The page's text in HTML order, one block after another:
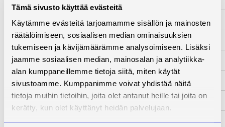
Tämä sivusto käyttää evästeitä
Käytämme evästeitä tarjoamamme sisällön ja mainosten
räätälöimiseen, sosiaalisen median ominaisuuksien
tukemiseen ja kävijämäärämme analysoimiseen. Lisäksi
jaamme sosiaalisen median, mainosalan ja analytiikka-
alan kumppaneillemme tietoja siitä, miten käytät
sivustoamme. Kumppanimme voivat yhdistää näitä
tietoja muihin tietoihin, joita olet antanut heille tai joita on
kerätty, kun olet käyttänyt heidän palvelujaan.
Yhteyshenkilö
Anne Koskela
Kuvaus
Kehittämistarve
Toimenpiteet
Tulokset
Kumppanit